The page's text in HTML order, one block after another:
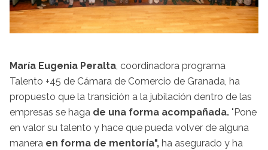
María Eugenia Peralta, coordinadora programa
Talento +45 de Cámara de Comercio de Granada, ha
propuesto que la transición a la jubilación dentro de las
empresas se haga de una forma acompañada. "Pone
en valor su talento y hace que pueda volver de alguna
manera en forma de mentoría", ha asegurado y ha